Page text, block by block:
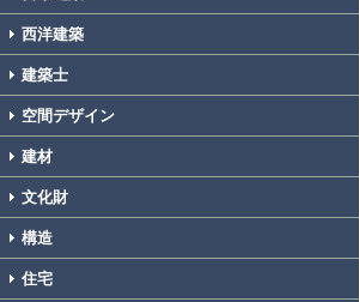
西洋建築
建築士
空間デザイン
建材
文化財
構造
住宅